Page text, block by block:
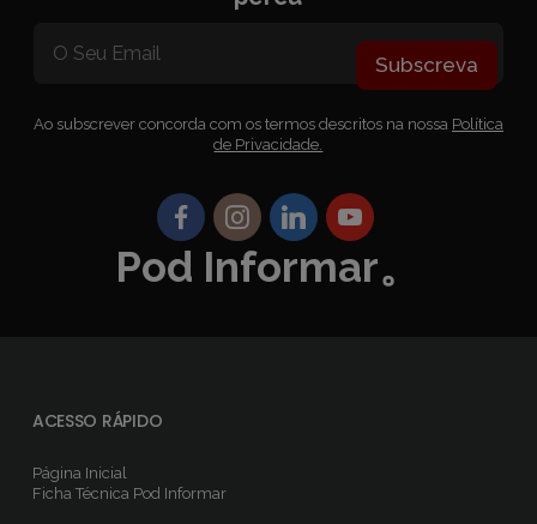
Subscreva
Ao subscrever concorda com os termos descritos na nossa Política
de Privacidade.
Pod Informar。
ACESSO RÁPIDO
Página Inicial
Ficha TécnicaPod Informar